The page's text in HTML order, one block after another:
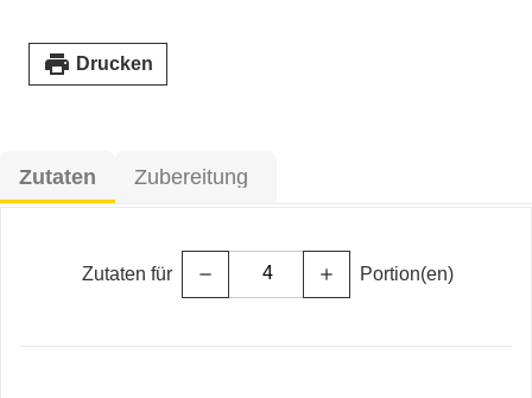
print Drucken
Zutaten Zubereitung
Zutaten für remove add Portion(en)